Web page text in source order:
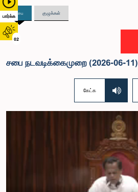
பார்க்க
02
சபை குழுக்கள்
சபை நடவடிக்கைமுறை (2026-06-11)
கேட்க